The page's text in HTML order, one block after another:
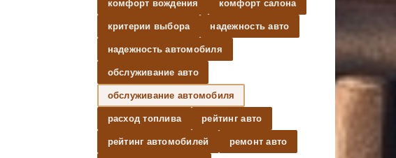
комфорт вождения комфорт салона
критерии выбора надежность авто
надежность автомобиля
обслуживание авто
обслуживание автомобиля
расход топлива рейтинг авто
рейтинг автомобилей ремонт авто